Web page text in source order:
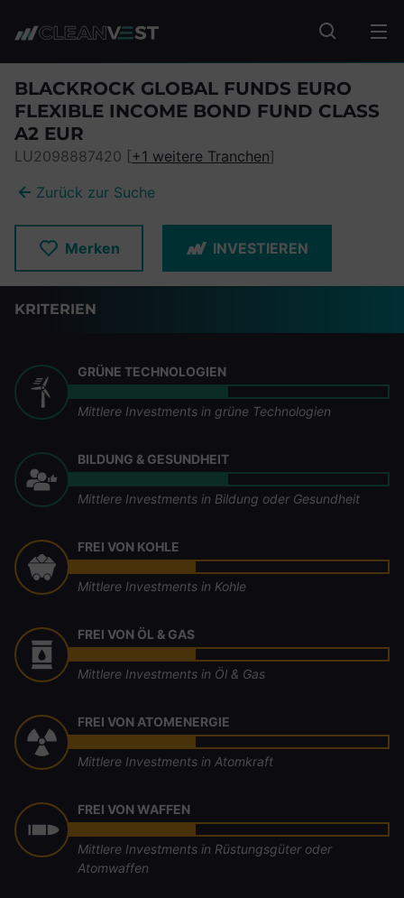
Fonds
BLACKROCK GLOBAL FUNDS EURO
FLEXIBLE INCOME BOND FUND CLASS
A2 EUR
LU2098887420 [+1 weitere Tranchen]
Zurück zur Suche
Merken INVESTIEREN
KRITERIEN
GRÜNE TECHNOLOGIEN
Mittlere Investments in grüne Technologien
BILDUNG & GESUNDHEIT
Mittlere Investments in Bildung oder Gesundheit
FREI VON KOHLE
Mittlere Investments in Kohle
FREI VON ÖL & GAS
Mittlere Investments in Öl & Gas
FREI VON ATOMENERGIE
Mittlere Investments in Atomkraft
FREI VON WAFFEN
Mittlere Investments in Rüstungsgüter oder
Atomwaffen